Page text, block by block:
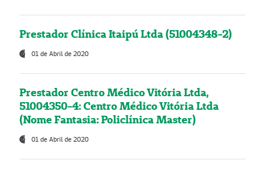
Prestador Clínica Itaipú Ltda (51004348-2)
01 de Abril de 2020
Prestador Centro Médico Vitória Ltda,
51004350-4: Centro Médico Vitória Ltda
(Nome Fantasia: Policlínica Master)
01 de Abril de 2020